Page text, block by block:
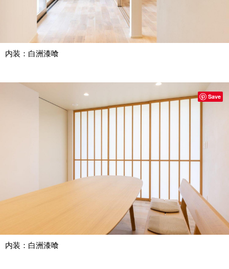
内装：白洲漆喰
内装：白洲漆喰
Save